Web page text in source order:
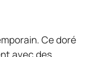
Ce doré